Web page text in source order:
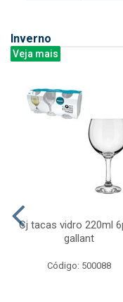
Inverno
Veja mais
Cj tacas vidro 220ml
gallant
Código: 500088